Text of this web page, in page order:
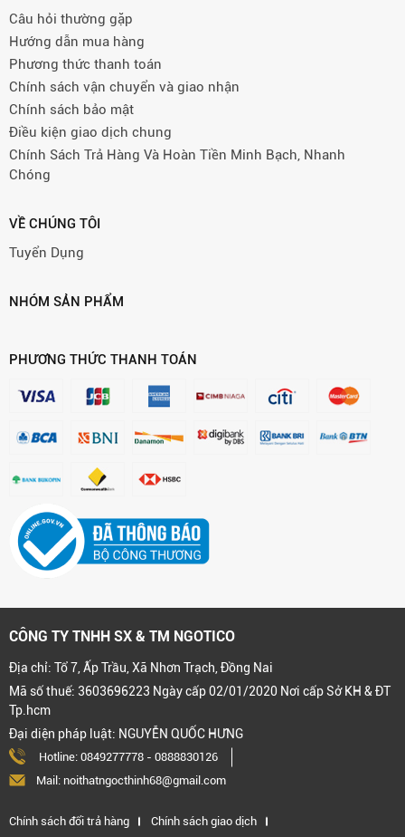
Câu hỏi thường gặp
Hướng dẫn mua hàng
Phương thức thanh toán
Chính sách vận chuyển và giao nhận
Chính sách bảo mật
Điều kiện giao dịch chung
Chính Sách Trả Hàng Và Hoàn Tiền Minh Bạch, Nhanh
Chóng
VỀ CHÚNG TÔI
Tuyển Dụng
NHÓM SẢN PHẨM
PHƯƠNG THỨC THANH TOÁN
CÔNG TY TNHH SX & TM NGOTICO
Địa chỉ: Tổ 7, Ấp Trầu, Xã Nhơn Trạch, Đồng Nai
Mã số thuế: 3603696223 Ngày cấp 02/01/2020 Nơi cấp Sở KH & ĐT
Tp.hcm
Đại diện pháp luật: NGUYỄN QUỐC HƯNG
Hotline: 0849277778 - 0888830126
Mail: noithatngocthinh68@gmail.com
Chính sách đổi trả hàng
Chính sách giao dịch